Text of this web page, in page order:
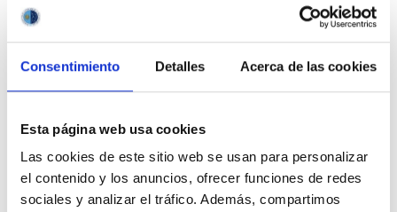
Consentimiento Detalles Acerca de las cookies
Esta página web usa cookies
Las cookies de este sitio web se usan para personalizar
el contenido y los anuncios, ofrecer funciones de redes
sociales y analizar el tráfico. Además, compartimos